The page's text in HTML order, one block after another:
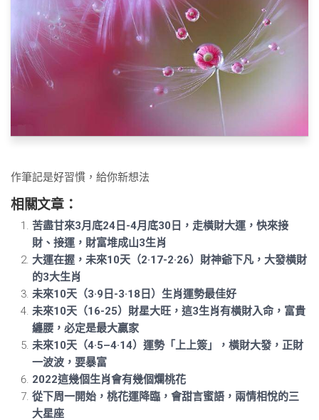
作筆記是好習慣，給你新想法
相關文章：
苦盡甘來3月底24日-4月底30日，走橫財大運，快來接
財、接運，財富堆成山3生肖
大運在握，未來10天（2·17-2·26）財神爺下凡，大發橫財
的3大生肖
未來10天（3·9日-3·18日）生肖運勢最佳好
未來10天（16-25）財星大旺，這3生肖有橫財入命，富貴
纏腰，必定是最大贏家
未來10天（4·5–4·14）運勢「上上簽」，橫財大發，正財
一波波，要暴富
2022這幾個生肖會有幾個爛桃花
從下周一開始，桃花運降臨，會甜言蜜語，兩情相悅的三
大星座